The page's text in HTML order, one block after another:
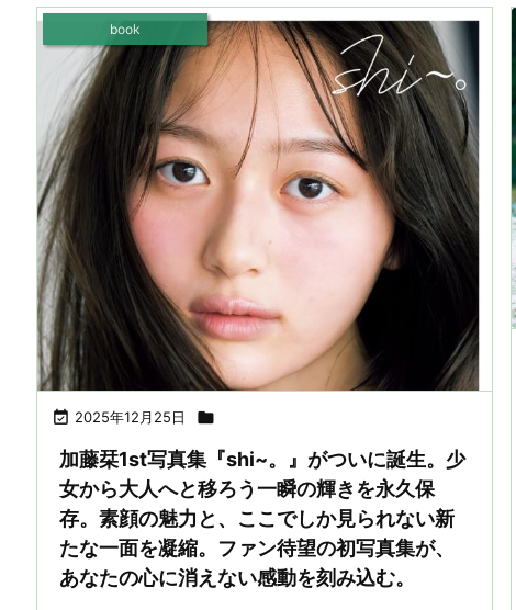
 2025年12月25日 
book
加藤栞1st写真集『shi~。』がついに誕生。少
女から大人へと移ろう一瞬の輝きを永久保
存。素顔の魅力と、ここでしか見られない新
たな一面を凝縮。ファン待望の初写真集が、
あなたの心に消えない感動を刻み込む。